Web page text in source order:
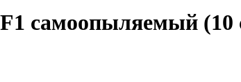
самоопыляемый (10